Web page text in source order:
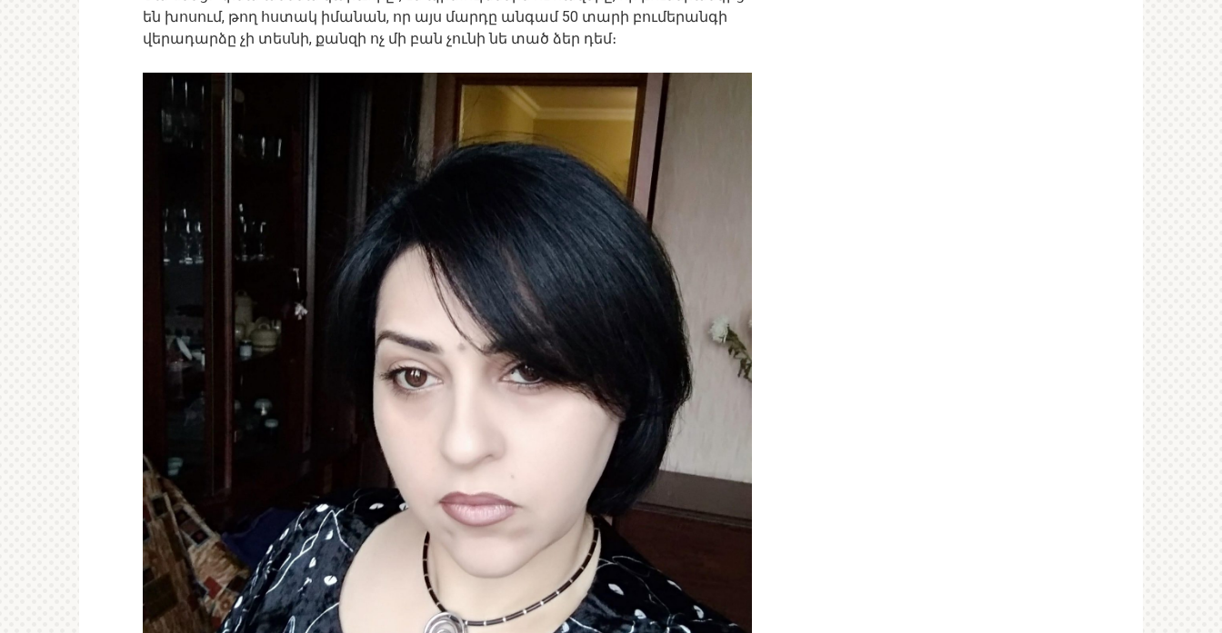
են խոսում, թող հստակ իմանան, որ այս մարդը անգամ 50 տարի բումերանգի
վերադարձը չի տեսնի, քանզի ոչ մի բան չունի նե տած ձեր դեմ։